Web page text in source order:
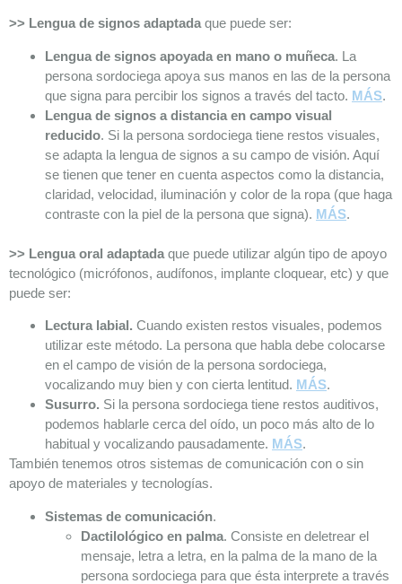
>> Lengua de signos adaptadaque puede ser:
Lengua de signos apoyada en mano o muñeca. La
persona sordociega apoya sus manos en las de la persona
que signa para percibir los signos a través del tacto. MÁS.
Lengua de signos a distancia en campo visual
reducido. Si la persona sordociega tiene restos visuales,
se adapta la lengua de signos a su campo de visión. Aquí
se tienen que tener en cuenta aspectos como la distancia,
claridad, velocidad, iluminación y color de la ropa (que haga
contraste con la piel de la persona que signa). MÁS.
>> Lengua oral adaptada que puede utilizar algún tipo de apoyo
tecnológico (micrófonos, audífonos, implante cloquear, etc) y que
puede ser:
Lectura labial. Cuando existen restos visuales, podemos
utilizar este método. La persona que habla debe colocarse
en el campo de visión de la persona sordociega,
vocalizando muy bien y con cierta lentitud. MÁS.
Susurro. Si la persona sordociega tiene restos auditivos,
podemos hablarle cerca del oído, un poco más alto de lo
habitual y vocalizando pausadamente. MÁS.
También tenemos otros sistemas de comunicación con o sin
apoyo de materiales y tecnologías.
Sistemas de comunicación.
Dactilológico en palma. Consiste en deletrear el
mensaje, letra a letra, en la palma de la mano de la
persona sordociega para que ésta interprete a través